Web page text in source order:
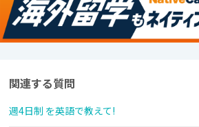
関連する質問
週4日制 を英語で教えて!